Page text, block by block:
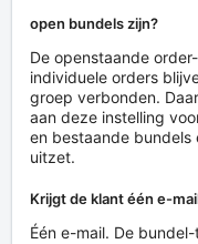
open bundels zijn?
De openstaande
individuele orders
groep verbonden.
aan deze instelling
en bestaande
uitzet.
Krijgt de klant één e-
Één e-mail. De